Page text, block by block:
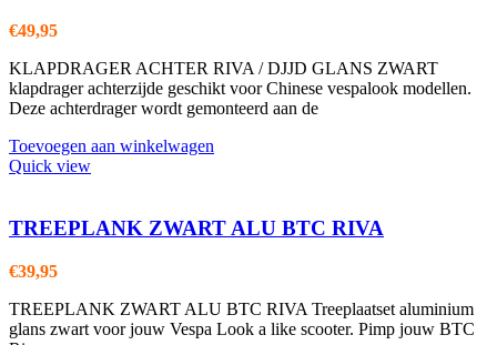
€49,95
KLAPDRAGER ACHTER RIVA / DJJD GLANS ZWART
klapdrager achterzijde geschikt voor Chinese vespalook modellen.
Deze achterdrager wordt gemonteerd aan de
Toevoegen aan winkelwagen
Quick view
TREEPLANK ZWART ALU BTC RIVA
€39,95
TREEPLANK ZWART ALU BTC RIVA Treeplaatset aluminium
glans zwart voor jouw Vespa Look a like scooter. Pimp jouw BTC